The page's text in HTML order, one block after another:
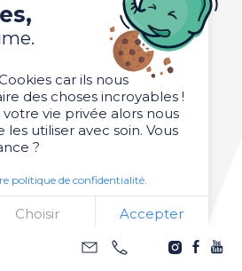
car ils nous
des choses incroyables !
vie privée alors nous
les utiliser avec soin. Vous
?
politique de confidentialité.
Choisir Accepter